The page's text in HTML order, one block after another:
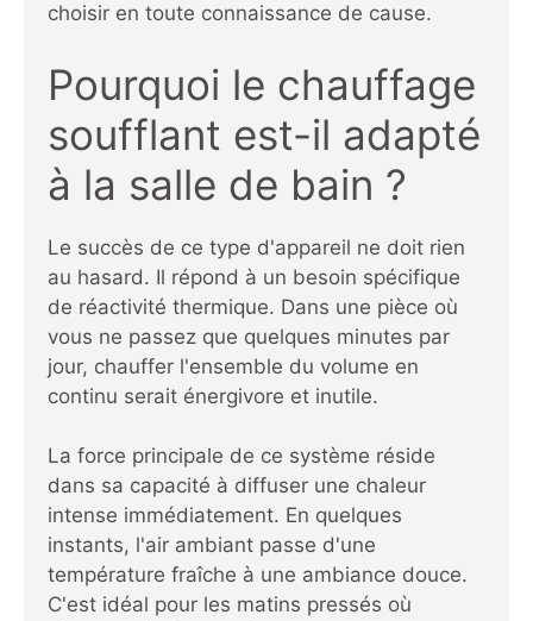
choisir en toute connaissance de cause.
Pourquoi le chauffage
soufflant est-il adapté
à la salle de bain ?
Le succès de ce type d'appareil ne doit rien
au hasard. Il répond à un besoin spécifique
de réactivité thermique. Dans une pièce où
vous ne passez que quelques minutes par
jour, chauffer l'ensemble du volume en
continu serait énergivore et inutile.
La force principale de ce système réside
dans sa capacité à diffuser une chaleur
intense immédiatement. En quelques
instants, l'air ambiant passe d'une
température fraîche à une ambiance douce.
C'est idéal pour les matins pressés où